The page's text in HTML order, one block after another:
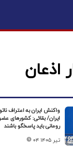
اذعان
​واکنش ایران به اعتراف
ایران/ بقائی: کشورهای عضو
رومانی باید پاسخگو باشند
۰۴ تیر ۱۴۰۵